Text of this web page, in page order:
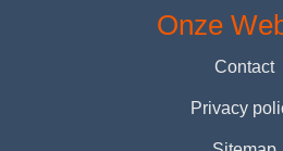
Onze
Contact
Privacy